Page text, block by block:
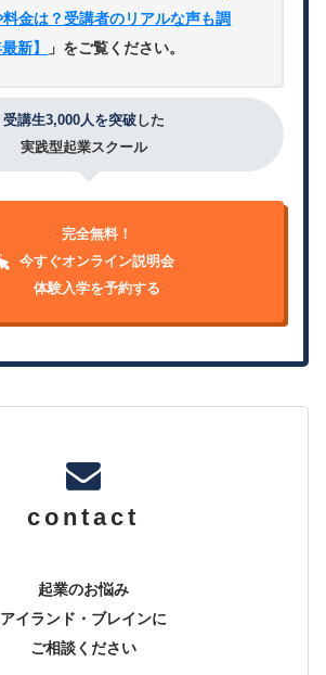
金は？受講者のリアルな声も調
新】
」をご覧ください。
受講生3,000人を突破した
実践型起業スクール
完全無料！
今すぐオンライン説明会
体験入学を予約する
contact
起業のお悩み
アイランド・ブレインに
ご相談ください